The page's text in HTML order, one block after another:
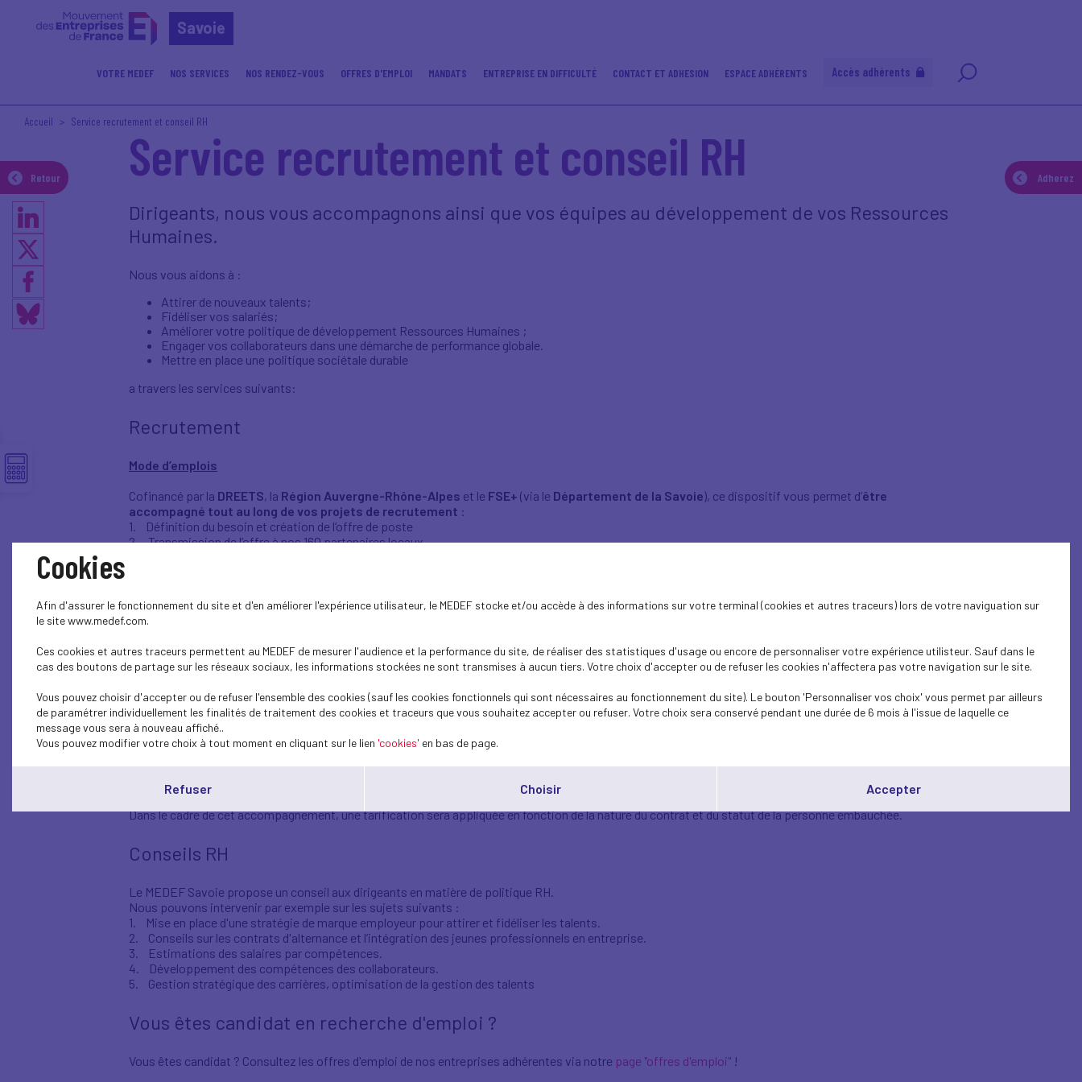
Savoie
VOTRE MEDEF NOS SERVICES NOS RENDEZ-VOUS OFFRES D'EMPLOI MANDATS ENTREPRISE EN DIFFICULTÉ CONTACT ET ADHESION ESPACE ADHÉRENTS Accès adhérents
Retour Adherez
Accueil Service recrutement et conseil RH
Service recrutement et conseil RH
Dirigeants, nous vous accompagnons ainsi que vos équipes au développement de vos Ressources
Humaines.
Nous vous aidons à :
Attirer de nouveaux talents;
Fidéliser vos salariés;
Améliorer votre politique de développement Ressources Humaines ;
Engager vos collaborateurs dans une démarche de performance globale.
Mettre en place une politique sociétale durable
a travers les services suivants:
Recrutement
Mode d’emplois
Cofinancé par la DREETS, la Région Auvergne-Rhône-Alpes et le FSE+ (via le Département de la Savoie), ce dispositif vous permet d’être
accompagné tout au long de vos projets de recrutement :
1. Définition du besoin et création de l’offre de poste
2. Transmission de l’offre à nos 160 partenaires locaux
6. Recherche de formations et de solutions d’essai préalables à l’embauche,
7. Conseil sur le contrat le plus approprié et les aides à l’embauche,
Ce service entre dans une démarche RSE d’inclusion et a pour but de remettre à l’emploi des profils demandeurs d’emploi.
____________________________________________________________________________________________________________
Talents sur-mesure
Le service de recrutement "Talents sur mesure" est une solution personnalisée pour
recrutement.
Cette approchesur mesurepermet de trouver des candidats experts, formés, disponibles et opérationnels, adaptés à chaque poste, réduisant ainsi les
erreurs de recrutement.
Dans le cadre de cet accompagnement, une tarification sera appliquée en fonction de la nature du contrat et du statut de la personne embauchée.
Conseils RH
Le MEDEF Savoie propose un conseil aux dirigeants en matière de politique RH.
Nous pouvons intervenir par exemple sur les sujets suivants :
1. Mise en place d'une stratégie de marque employeur pour attirer et fidéliser les talents.
2. Conseils sur les contrats d'alternance et l’intégration des jeunes professionnels en entreprise.
3. Estimations des salaires par compétences.
4. Développement des compétences des collaborateurs.
5. Gestion stratégique des carrières, optimisation de la gestion des talents
Vous êtes candidat en recherche d'emploi ?
Vous êtes candidat ? Consultez les offres d'emploi de nos entreprises adhérentes via notre page "offres d'emploi" !
Cookies
Afin d'assurer le fonctionnement du site et d'en améliorer l'expérience utilisateur, le MEDEF stocke et/ou accède à des informations sur votre terminal (cookies et autres traceurs) lors de votre naviguation sur
le site www.medef.com.
Ces cookies et autres traceurs permettent au MEDEF de mesurer l'audience et la performance du site, de réaliser des statistiques d'usage ou encore de personnaliser votre expérience utilisteur. Sauf dans le
cas des boutons de partage sur les réseaux sociaux, les informations stockées ne sont transmises à aucun tiers. Votre choix d'accepter ou de refuser les cookies n'affectera pas votre navigation sur le site.
Vous pouvez choisir d'accepter ou de refuser l'ensemble des cookies (sauf les cookies fonctionnels qui sont nécessaires au fonctionnement du site). Le bouton 'Personnaliser vos choix' vous permet par ailleurs
de paramétrer individuellement les finalités de traitement des cookies et traceurs que vous souhaitez accepter ou refuser. Votre choix sera conservé pendant une durée de 6 mois à l'issue de laquelle ce
message vous sera à nouveau affiché..
Vous pouvez modifier votre choix à tout moment en cliquant sur le lien 'cookies' en bas de page.
Refuser Choisir Accepter